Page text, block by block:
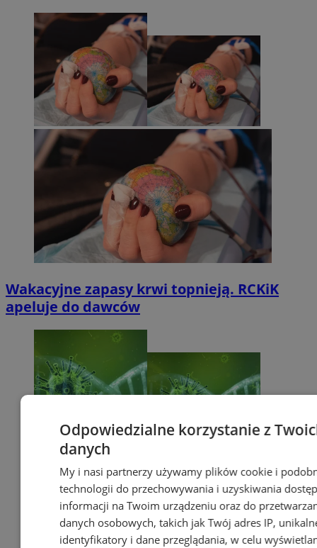
Wakacyjne zapasy krwi topnieją. RCKiK
apeluje do dawców
Odpowiedzialne korzystanie z
danych
My i nasi partnerzy używamy plików cookie i
technologii do przechowywania i uzyskiwania
informacji na Twoim urządzeniu oraz do
danych osobowych, takich jak Twój adres IP,
identyfikatory i dane przeglądania, w celu